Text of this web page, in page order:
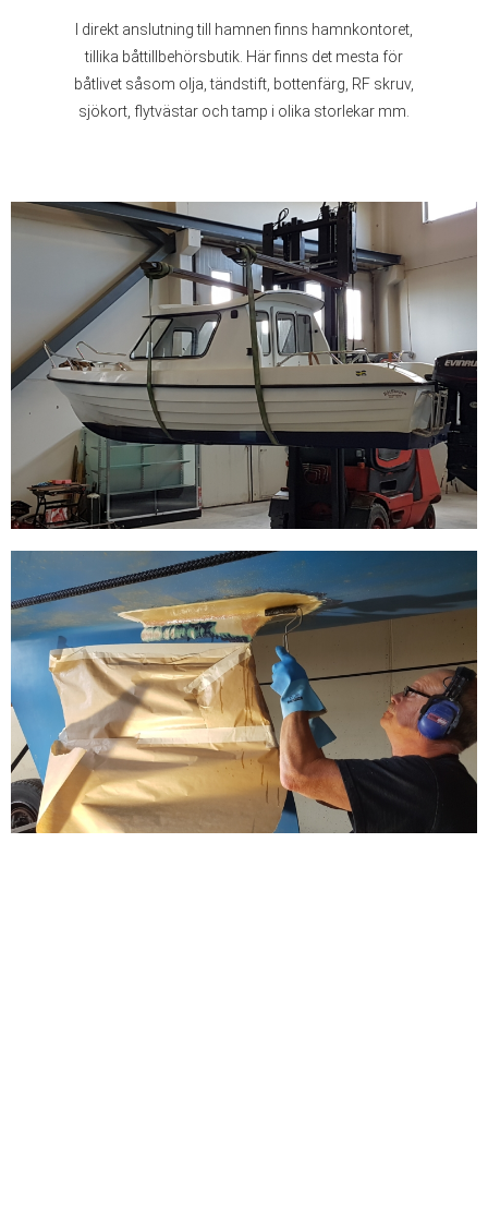
I direkt anslutning till hamnen finns hamnkontoret,
tillika båttillbehörsbutik. Här finns det mesta för
båtlivet såsom olja, tändstift, bottenfärg, RF skruv,
sjökort, flytvästar och tamp i olika storlekar mm.